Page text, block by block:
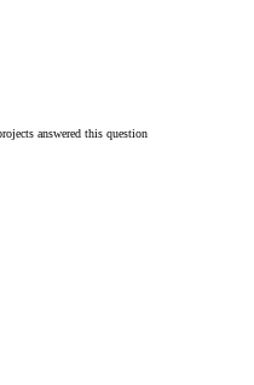
answered this question